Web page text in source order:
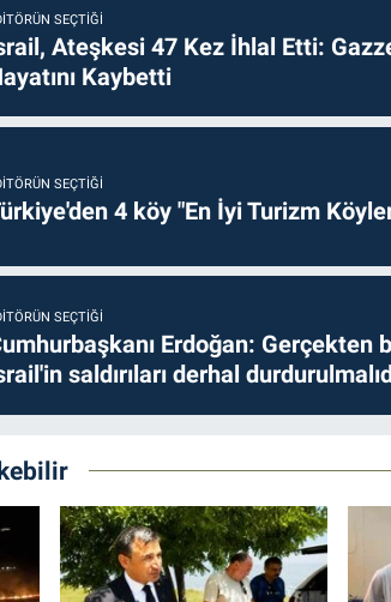
SEÇTIĞI
Ateşkesi 47 Kez İhlal Etti:
Kaybetti
SEÇTIĞI
4 köy "En İyi Turizm
SEÇTIĞI
Erdoğan: Gerçekten
saldırıları derhal